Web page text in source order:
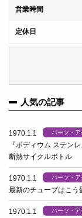
営業時間
定休日
人気の記事
1970.1.1 パーツ・ア
『ポディウム ステン
断熱サイクルボトル
1970.1.1 パーツ・ア
最新のチューブはこう
1970.1.1 パーツ・ア